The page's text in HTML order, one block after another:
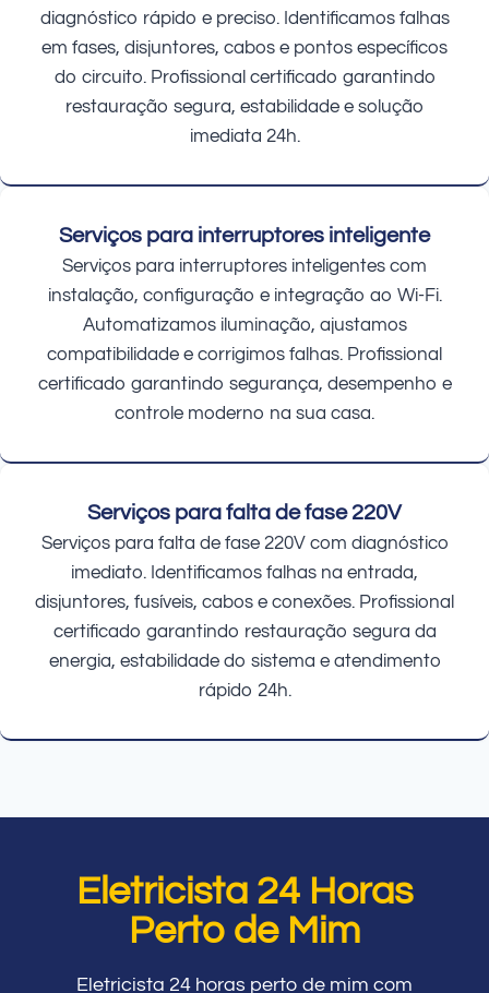
diagnóstico rápido e preciso. Identificamos falhas
em fases, disjuntores, cabos e pontos específicos
do circuito. Profissional certificado garantindo
restauração segura, estabilidade e solução
imediata 24h.
Serviços para interruptores inteligente
Serviços para interruptores inteligentes com
instalação, configuração e integração ao Wi-Fi.
Automatizamos iluminação, ajustamos
compatibilidade e corrigimos falhas. Profissional
certificado garantindo segurança, desempenho e
controle moderno na sua casa.
Serviços para falta de fase 220V
Serviços para falta de fase 220V com diagnóstico
imediato. Identificamos falhas na entrada,
disjuntores, fusíveis, cabos e conexões. Profissional
certificado garantindo restauração segura da
energia, estabilidade do sistema e atendimento
rápido 24h.
Eletricista 24 Horas
Perto de Mim
Eletricista 24 horas perto de mim com